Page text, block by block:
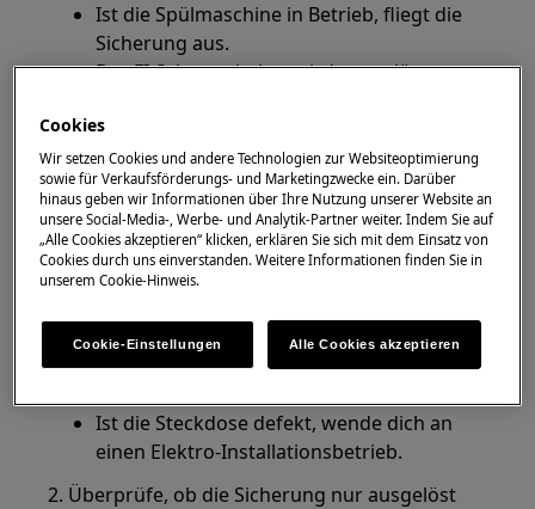
Ist die Spülmaschine in Betrieb, fliegt die
Sicherung aus.
Der FI-Schutzschalter wird ausgelöst.
Gilt für
Geschirrspülmaschine
Lösung
1. Kontrolliere die Steckdose/Sicherung auf
deren Funktion, indem du beispielsweise einen
Haartrockner einsteckst und einschaltest,
sofern möglich.
Ist die Steckdose defekt, wende dich an
einen Elektro-Installationsbetrieb.
2. Überprüfe, ob die Sicherung nur ausgelöst
Cookies
Wir setzen Cookies und andere Technologien zur Websiteoptimierung
sowie für Verkaufsförderungs- und Marketingzwecke ein. Darüber
hinaus geben wir Informationen über Ihre Nutzung unserer Website an
unsere Social-Media-, Werbe- und Analytik-Partner weiter. Indem Sie auf
„Alle Cookies akzeptieren“ klicken, erklären Sie sich mit dem Einsatz von
Cookies durch uns einverstanden. Weitere Informationen finden Sie in
unserem Cookie-Hinweis.
Cookie-Einstellungen Alle Cookies akzeptieren